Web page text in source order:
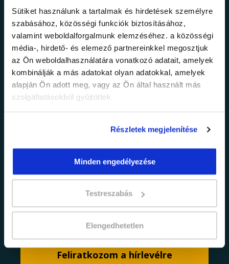
Sütiket használunk a tartalmak és hirdetések személyre
szabásához, közösségi funkciók biztosításához,
valamint weboldalforgalmunk elemzéséhez. a közösségi
média-, hirdető- és elemező partnereinkkel megosztjuk
az Ön weboldalhasználatára vonatkozó adatait, amelyek
kombinálják a más adatokat olyan adatokkal, amelyek
alapján Ön adott meg, vagy az Ön által használt más
szolgáltatásokból gyűjtöttek.
Részletek megjelenítése
Minden engedélyezése
Testreszabás
Elengedhetetlen
Ne maradj le a
legfrissebb
információkról!
Értesülj elsőként legújabb tanfolyamainkról,
legfrissebb híreinkről és időszakos
promócióinkról.
adatkezelési tájékoztatóban